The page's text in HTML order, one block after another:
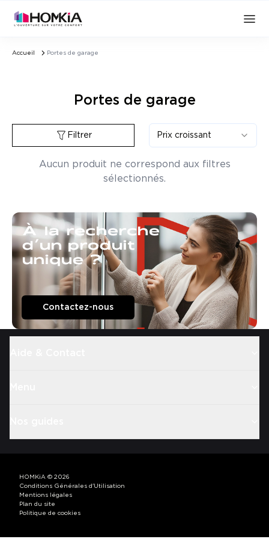
Accueil Portes de garage
Portes de garage
Filtrer Prix croissant
Aucun produit ne correspond aux filtres
sélectionnés.
À la recherche
d’un produit
unique ?
Contactez-nous
HOMKiA © 2026
Conditions Générales d'Utilisation
Mentions légales
Plan du site
Politique de cookies